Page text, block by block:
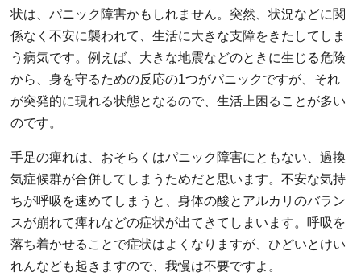
状は、パニック障害かもしれません。突然、状況などに関
係なく不安に襲われて、生活に大きな支障をきたしてしま
う病気です。例えば、大きな地震などのときに生じる危険
から、身を守るための反応の1つがパニックですが、それ
が突発的に現れる状態となるので、生活上困ることが多い
のです。
手足の痺れは、おそらくはパニック障害にともない、過換
気症候群が合併してしまうためだと思います。不安な気持
ちが呼吸を速めてしまうと、身体の酸とアルカリのバラン
スが崩れて痺れなどの症状が出てきてしまいます。呼吸を
落ち着かせることで症状はよくなりますが、ひどいとけい
れんなども起きますので、我慢は不要ですよ。